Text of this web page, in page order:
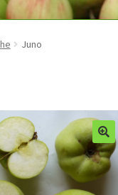
Juno